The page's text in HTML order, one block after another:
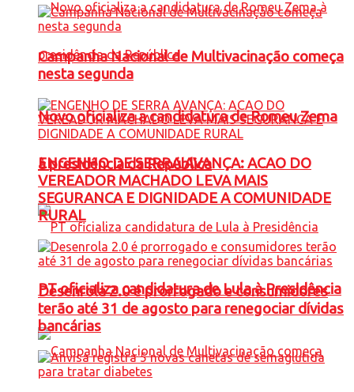
Novo oficializa a candidatura de Romeu Zema
à presidência da República
PT oficializa candidatura de Lula à Presidência
Campanha Nacional de Multivacinação começa
nesta segunda
ENGENHO DE SERRA AVANÇA: ACAO DO
VEREADOR MACHADO LEVA MAIS
SEGURANCA E DIGNIDADE A COMUNIDADE
RURAL
Desenrola 2.0 é prorrogado e consumidores
terão até 31 de agosto para renegociar dívidas
bancárias